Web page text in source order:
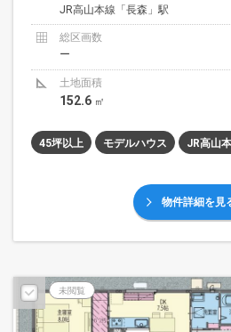
JR高山本線「長森」駅
総区画数
ー
土地面積
152.6 ㎡
45坪以上 モデルハウス JR高山
物件詳細を見
未閲覧